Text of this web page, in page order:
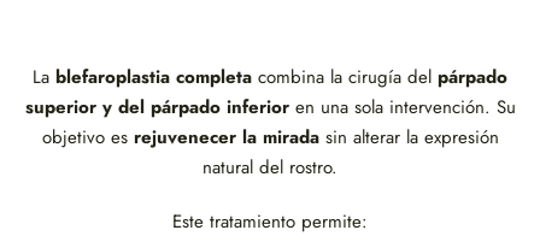
La blefaroplastia completa combina la cirugía del párpado
superior y del párpado inferioren una sola intervención. Su
objetivo es rejuvenecer la miradasin alterar la expresión
natural del rostro.
Este tratamiento permite: